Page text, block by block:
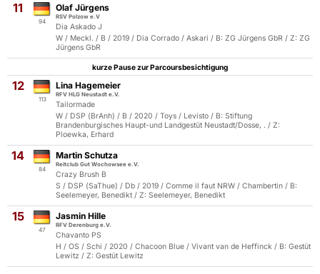
11
94
Olaf Jürgens
RSV Polzow e.V
Dia Askado J
W / Meckl. / B / 2019 / Dia Corrado / Askari / B: ZG Jürgens GbR / Z: ZG
Jürgens GbR
kurze Pause zur Parcoursbesichtigung
12
113
Lina Hagemeier
RFV HLG Neustadt e.V.
Tailormade
W / DSP (BrAnh) / B / 2020 / Toys / Levisto / B: Stiftung
Brandenburgisches Haupt-und Landgestüt Neustadt/Dosse, . / Z:
Ploewka, Erhard
14
84
Martin Schutza
Reitclub Gut Wochowsee e.V.
Crazy Brush B
S / DSP (SaThue) / Db / 2019 / Comme il faut NRW / Chambertin / B:
Seelemeyer, Benedikt / Z: Seelemeyer, Benedikt
15
47
Jasmin Hille
RFV Derenburg e.V.
Chavanto PS
H / OS / Schi / 2020 / Chacoon Blue / Vivant van de Heffinck / B: Gestüt
Lewitz / Z: Gestüt Lewitz